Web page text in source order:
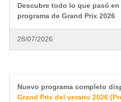
Descubre todo lo que pasó
programa de Grand Prix 2026
28/07/2026
Nuevo programa completo
Grand Prix del verano 2026